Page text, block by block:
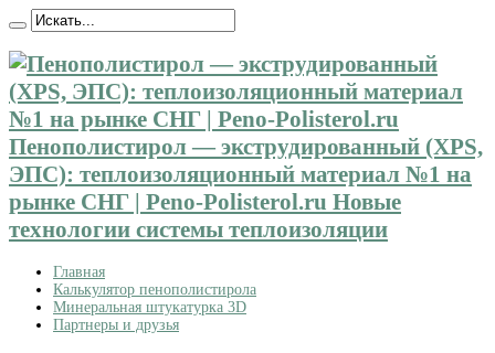
Пенополистирол — экструдированный (XPS,
ЭПС): теплоизоляционный материал №1 на
рынке СНГ | Peno-Polisterol.ru Новые
технологии системы теплоизоляции
Главная
Калькулятор пенополистирола
Минеральная штукатурка 3D
Партнеры и друзья